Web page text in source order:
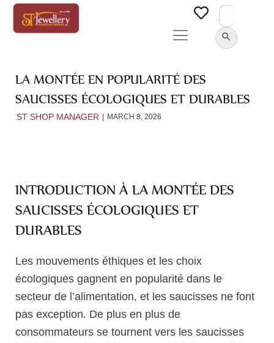
Search
SEARCH BUTTON
LA MONTÉE EN POPULARITÉ DES
SAUCISSES ÉCOLOGIQUES ET DURABLES
ST SHOP MANAGER MARCH 8, 2026
INTRODUCTION À LA MONTÉE DES
SAUCISSES ÉCOLOGIQUES ET
DURABLES
Les mouvements éthiques et les choix
écologiques gagnent en popularité dans le
secteur de l’alimentation, et les saucisses ne font
pas exception. De plus en plus de
consommateurs se tournent vers les saucisses